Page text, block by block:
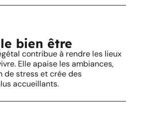
bien être
contribue à rendre les lieux
Elle apaise les ambiances,
de stress et crée des
accueillants.